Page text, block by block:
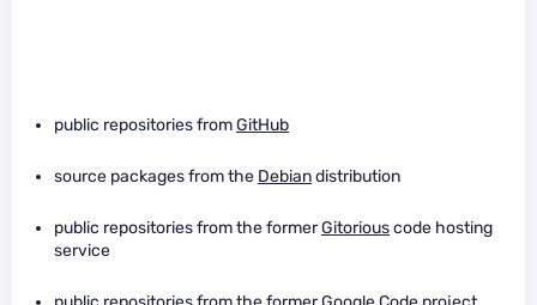
public repositories fromGitHub
source packages from the Debiandistribution
public repositories from the formerGitoriouscode hosting
service